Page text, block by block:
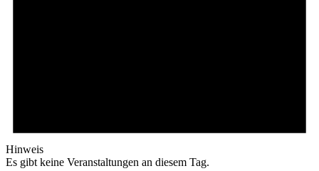
Hinweis
Es gibt keine Veranstaltungen an diesem Tag.